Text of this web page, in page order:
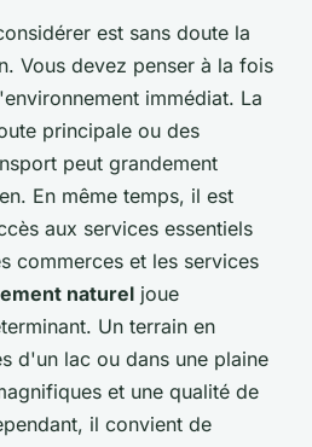
est sans doute la
Vous devez penser à la fois
immédiat. La
principale ou des
peut grandement
En même temps, il est
aux services essentiels
commerces et les services
naturel joue
Un terrain en
d'un lac ou dans une plaine
et une qualité de
il convient de